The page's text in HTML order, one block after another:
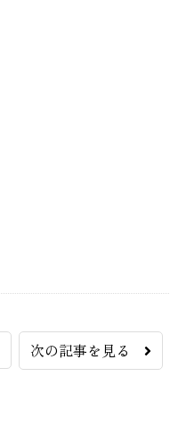
次の記事を見る